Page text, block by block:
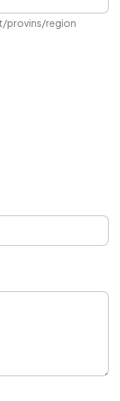
provins/region